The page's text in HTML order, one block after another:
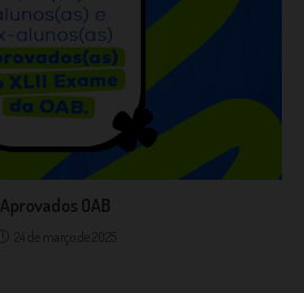
Aprovados OAB
24 de março de 2025